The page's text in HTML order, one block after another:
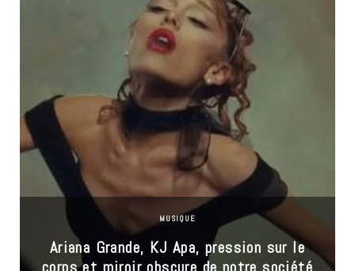
MUSIQUE
Ariana Grande, KJ Apa, pression sur le